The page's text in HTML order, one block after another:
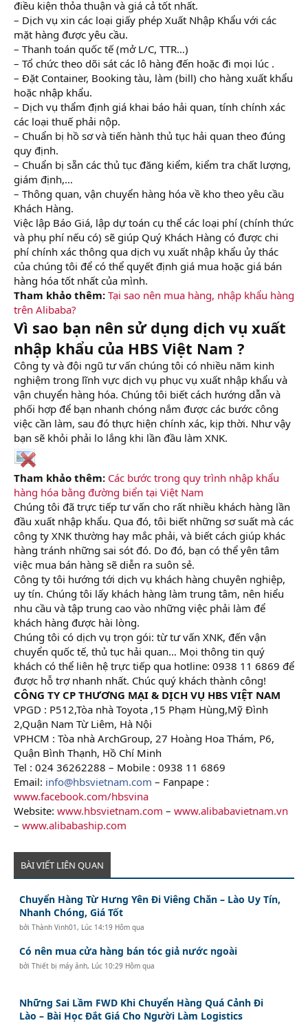
điều kiện thỏa thuận và giá cả tốt nhất.
– Dịch vụ xin các loại giấy phép Xuất Nhập Khẩu với các
mặt hàng được yêu cầu.
– Thanh toán quốc tế (mở L/C, TTR…)
– Tổ chức theo dõi sát các lô hàng đến hoặc đi mọi lúc .
– Đặt Container, Booking tàu, làm (bill) cho hàng xuất khẩu
hoặc nhập khẩu.
– Dịch vụ thẩm định giá khai báo hải quan, tính chính xác
các loại thuế phải nộp.
– Chuẩn bị hồ sơ và tiến hành thủ tục hải quan theo đúng
quy định.
– Chuẩn bị sẵn các thủ tục đăng kiểm, kiểm tra chất lượng,
giám định,…
– Thông quan, vận chuyển hàng hóa về kho theo yêu cầu
Khách Hàng.
Việc lập Báo Giá, lập dự toán cụ thể các loại phí (chính thức
và phụ phí nếu có) sẽ giúp Quý Khách Hàng có được chi
phí chính xác thông qua dịch vụ xuất nhập khẩu ủy thác
của chúng tôi để có thể quyết định giá mua hoặc giá bán
hàng hóa tốt nhất của mình.
Tham khảo thêm: Tại sao nên mua hàng, nhập khẩu hàng
trên Alibaba?
Vì sao bạn nên sử dụng dịch vụ xuất
nhập khẩu của HBS Việt Nam ?
Công ty và đội ngũ tư vấn chúng tôi có nhiều năm kinh
nghiệm trong lĩnh vực dịch vụ phục vụ xuất nhập khẩu và
vận chuyển hàng hóa. Chúng tôi biết cách hướng dẫn và
phối hợp để bạn nhanh chóng nắm được các bước công
việc cần làm, sau đó thực hiện chính xác, kịp thời. Như vậy
bạn sẽ khỏi phải lo lắng khi lần đầu làm XNK.
Tham khảo thêm: Các bước trong quy trình nhập khẩu
hàng hóa bằng đường biển tại Việt Nam
Chúng tôi đã trực tiếp tư vấn cho rất nhiều khách hàng lần
đầu xuất nhập khẩu. Qua đó, tôi biết những sơ suất mà các
công ty XNK thường hay mắc phải, và biết cách giúp khác
hàng tránh những sai sót đó. Do đó, bạn có thể yên tâm
việc mua bán hàng sẽ diễn ra suôn sẻ.
Công ty tôi hướng tới dịch vụ khách hàng chuyên nghiệp,
uy tín. Chúng tôi lấy khách hàng làm trung tâm, nên hiểu
nhu cầu và tập trung cao vào những việc phải làm để
khách hàng được hài lòng.
Chúng tôi có dịch vụ trọn gói: từ tư vấn XNK, đến vận
chuyển quốc tế, thủ tục hải quan… Mọi thông tin quý
khách có thể liên hệ trực tiếp qua hotline: 0938 11 6869 để
được hỗ trợ nhanh nhất. Chúc quý khách thành công!
CÔNG TY CP THƯƠNG MẠI & DỊCH VỤ HBS VIỆT NAM
VPGD : P512,Tòa nhà Toyota ,15 Phạm Hùng,Mỹ Đình
2,Quận Nam Từ Liêm, Hà Nội
VPHCM : Tòa nhà ArchGroup, 27 Hoàng Hoa Thám, P6,
Quận Bình Thạnh, Hồ Chí Minh
Tel : 024 36262288 – Mobile : 0938 11 6869
Email: info@hbsvietnam.com – Fanpape :
www.facebook.com/hbsvina
Website: www.hbsvietnam.com – www.alibabavietnam.vn
– www.alibabaship.com
BÀI VIẾT LIÊN QUAN
Chuyển Hàng Từ Hưng Yên Đi Viêng Chăn – Lào Uy Tín,
Nhanh Chóng, Giá Tốt
bởiThành Vinh01 , Lúc 14:19 Hôm qua
Có nên mua cửa hàng bán tóc giả nước ngoài
bởiThiết bị máy ảnh, Lúc 10:29 Hôm qua
Những Sai Lầm FWD Khi Chuyển Hàng Quá Cảnh Đi
Lào – Bài Học Đắt Giá Cho Người Làm Logistics